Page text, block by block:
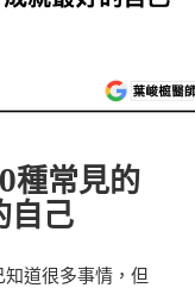
種常見的
自己
道很多事情，但